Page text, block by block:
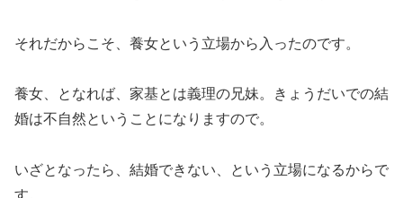
それだからこそ、養女という立場から入ったのです。
養女、となれば、家基とは義理の兄妹。きょうだいでの結
婚は不自然ということになりますので。
いざとなったら、結婚できない、という立場になるからで